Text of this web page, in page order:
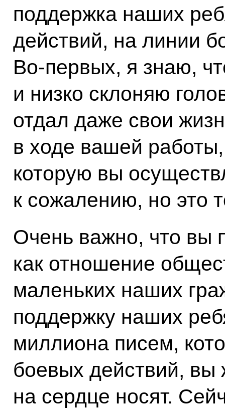
поддержка наших
действий, на линии
Во-первых, я знаю,
и низко склоняю
отдал даже свои
в ходе вашей
которую вы
к сожалению, но это
Очень важно, что вы
как отношение
маленьких наших
поддержку наших
миллиона писем,
боевых действий, вы
на сердце носят.